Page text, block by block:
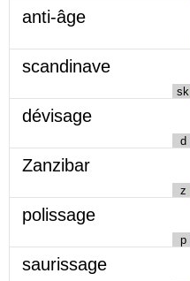
anti-âge
scandinave
sk
dévisage
d
Zanzibar
z
polissage
p
saurissage